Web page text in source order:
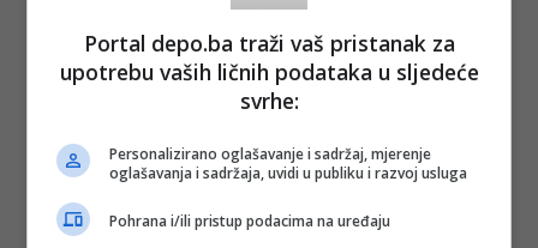
Portal depo.ba traži vaš pristanak za
upotrebu vaših ličnih podataka u sljedeće
svrhe:
Personalizirano oglašavanje i sadržaj, mjerenje
oglašavanja i sadržaja, uvidi u publiku i razvoj usluga
Pohrana i/ili pristup podacima na uređaju